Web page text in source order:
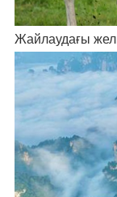
Жайлаудағы